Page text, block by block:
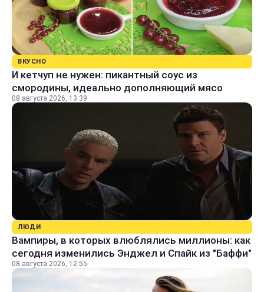
ВКУСНО
И кетчуп не нужен: пикантный соус из
смородины, идеально дополняющий мясо
08 августа 2026, 13:39
ЛЮДИ
Вампиры, в которых влюблялись миллионы: как
сегодня изменились Энджел и Спайк из "Баффи"
08 августа 2026, 12:55